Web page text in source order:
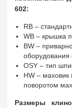
602:
RB –
WB – крышка
BW –
оборудования
OSY – тип
HW – маховик
поворотом
Размеры